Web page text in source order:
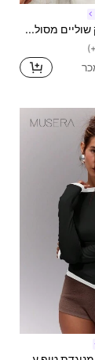
Bohemela חלק שוליים מסולסלים שרוול חצוצרה חולצות טי